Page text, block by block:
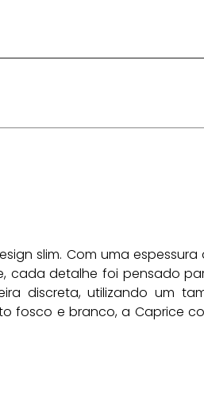
slim. Com uma
detalhe foi pensado
discreta, utilizando um
fosco e branco, a Caprice